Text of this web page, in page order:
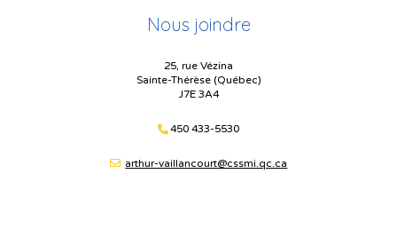
Nous joindre
25, rue Vézina
Sainte-Thérèse (Québec)
J7E 3A4
450 433-5530
arthur-vaillancourt@cssmi.qc.ca